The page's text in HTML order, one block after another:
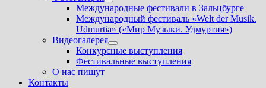
Показать
подменю
Международные фестивали в Зальцбурге
Международный фестиваль «Welt der Musik.
Udmurtia» («Мир Музыки. Удмуртия»)
Видеогалерея
Показать
подменю
Конкурсные выступления
Фестивальные выступления
О нас пишут
Контакты